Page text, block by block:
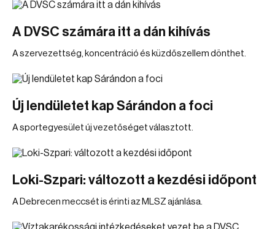
A DVSC számára itt a dán kihívás
A szervezettség, koncentráció és küzdőszellem dönthet.
Új lendületet kap Sárándon a foci
A sportegyesület új vezetőséget választott.
Loki-Szpari: változott a kezdési időpont
A Debrecen meccsét is érinti az MLSZ ajánlása.